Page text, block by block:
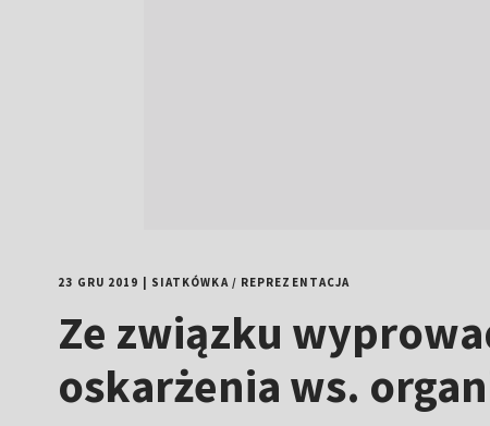
23 GRU 2019 SIATKÓWKA/ REPREZENTACJA
Ze związku
oskarżenia ws.